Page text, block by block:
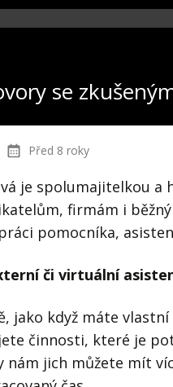
se
Před 8 roky
je spolumajitelkou a
firmám i
pomocníka,
či virtuální
jako když máte
činnosti, které je
nám jich můžete mít